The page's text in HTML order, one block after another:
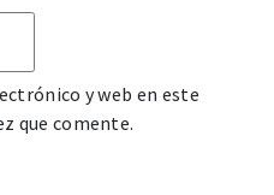
y web en este
que comente.